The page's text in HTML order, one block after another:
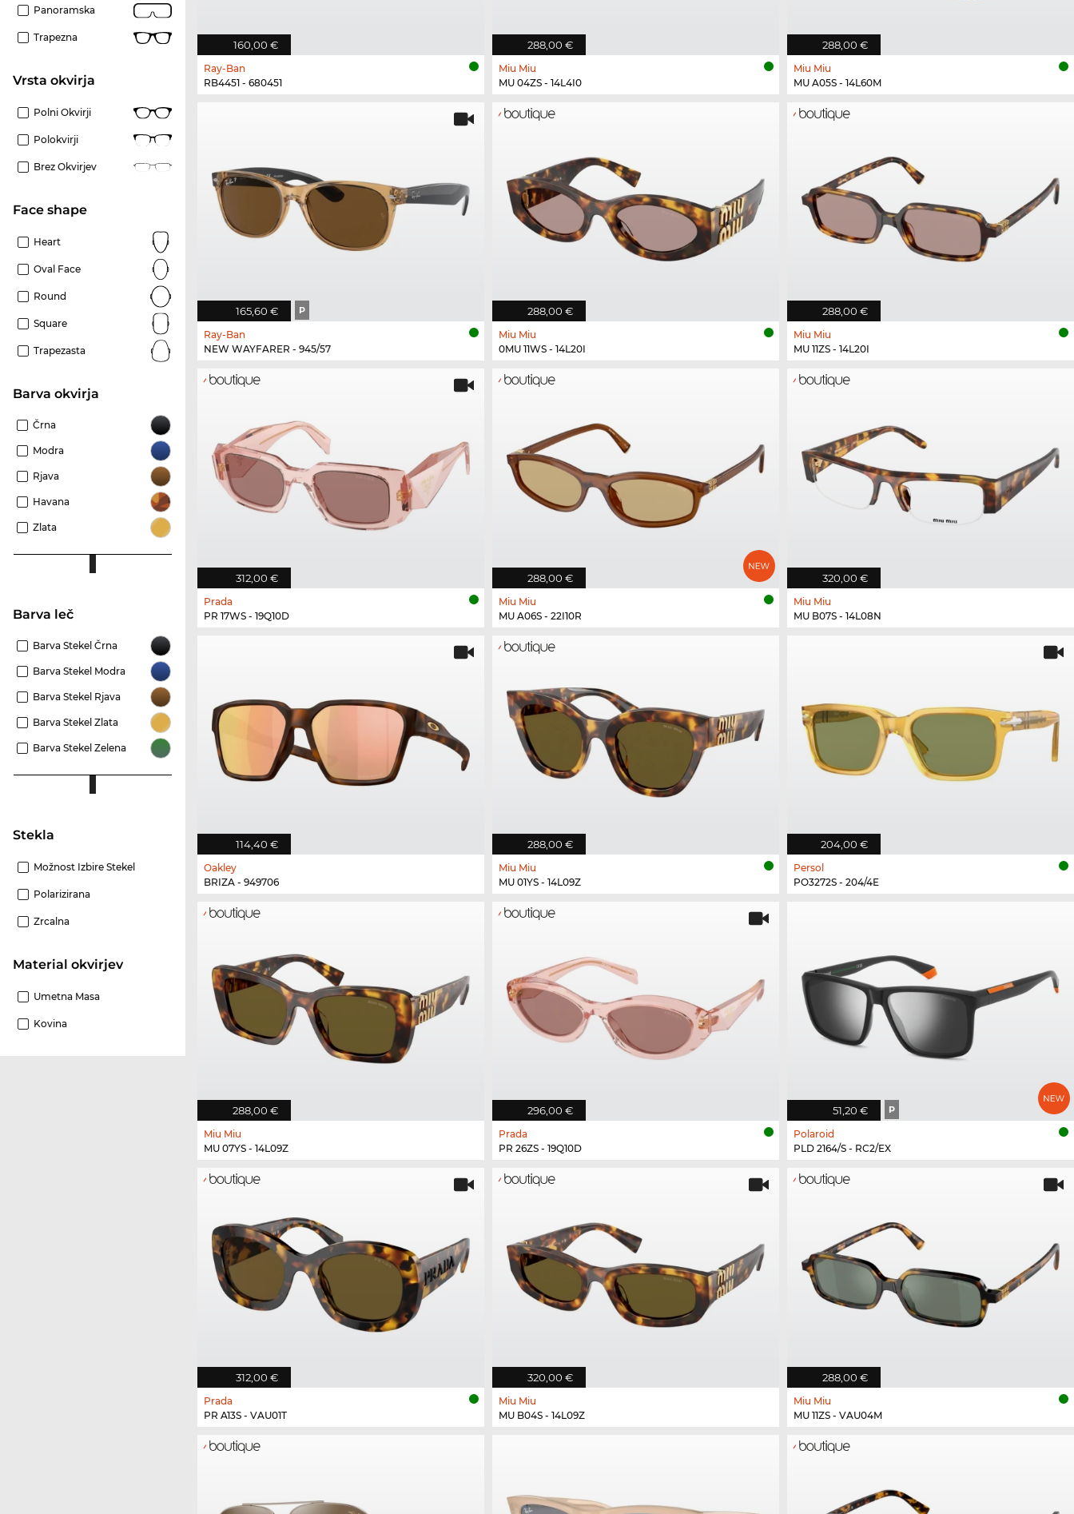
Panoramska
Trapezna
Vrsta okvirja
Polni Okvirji
Polokvirji
Brez Okvirjev
Face shape
Heart
Oval Face
Round
Square
Trapezasta
Barva okvirja
Črna
Modra
Rjava
Havana
Zlata
Barva leč
Barva Stekel Črna
Barva Stekel Modra
Barva Stekel Rjava
Barva Stekel Zlata
Barva Stekel Zelena
Stekla
Možnost Izbire Stekel
Polarizirana
Zrcalna
Material okvirjev
Umetna Masa
Kovina
160,00 €
Ray-Ban
RB4451 - 680451
288,00 €
Miu Miu
MU 04ZS - 14L4I0
288,00 €
Miu Miu
MU A05S - 14L60M
165,60 € P
Ray-Ban
NEW WAYFARER - 945/57
288,00 €
Miu Miu
0MU 11WS - 14L20I
288,00 €
Miu Miu
MU 11ZS - 14L20I
312,00 €
Prada
PR 17WS - 19Q10D
288,00 €
Miu Miu
MU A06S - 22I10R
320,00 €
Miu Miu
MU B07S - 14L08N
114,40 €
Oakley
BRIZA - 949706
288,00 €
Miu Miu
MU 01YS - 14L09Z
204,00 €
Persol
PO3272S - 204/4E
288,00 €
Miu Miu
MU 07YS - 14L09Z
296,00 €
Prada
PR 26ZS - 19Q10D
51,20 € P
Polaroid
PLD 2164/S - RC2/EX
312,00 €
Prada
PR A13S - VAU01T
320,00 €
Miu Miu
MU B04S - 14L09Z
288,00 €
Miu Miu
MU 11ZS - VAU04M